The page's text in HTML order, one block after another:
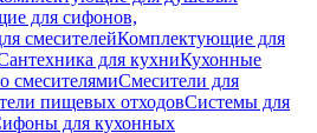
для сифонов,
смесителейКомплектующие для
для кухниКухонные
смесителямиСмесители для
пищевых отходовСистемы для
для кухонных